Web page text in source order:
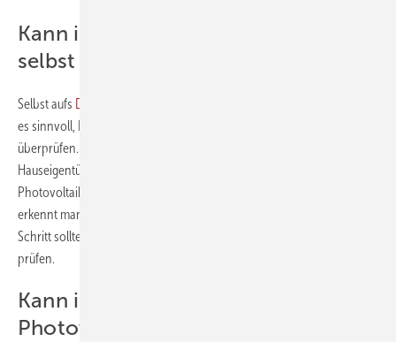
Kann ich den Solaranlagen-Check
selbst durchführen?
Selbst aufs Dach
es sinnvoll, Fachleute zu beauftragen, um den Zustand der Anlage zu
überprüfen. Die Kosten kann man von der Steuer absetzen.
Hauseigentümerinnen und Hauseigentümer können die
Photovoltaikanlage aber von unten begutachten. Mit bloßem Auge
erkennt man so meist starke Verschmutzungen. In einem zweiten
Schritt sollte aber eine Fachperson den Zustand der Solaranlage
prüfen.
Kann ich den Ertrag der
Photovoltaikanlage und der